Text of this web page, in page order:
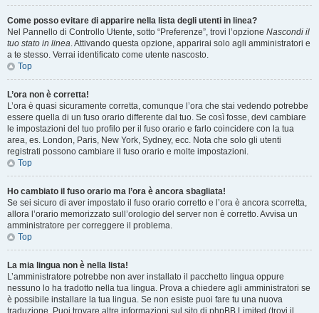
Come posso evitare di apparire nella lista degli utenti in linea?
Nel Pannello di Controllo Utente, sotto “Preferenze”, trovi l’opzione Nascondi il
tuo stato in linea. Attivando questa opzione, apparirai solo agli amministratori e
a te stesso. Verrai identificato come utente nascosto.
Top
L’ora non è corretta!
L’ora è quasi sicuramente corretta, comunque l’ora che stai vedendo potrebbe
essere quella di un fuso orario differente dal tuo. Se così fosse, devi cambiare
le impostazioni del tuo profilo per il fuso orario e farlo coincidere con la tua
area, es. London, Paris, New York, Sydney, ecc. Nota che solo gli utenti
registrati possono cambiare il fuso orario e molte impostazioni.
Top
Ho cambiato il fuso orario ma l’ora è ancora sbagliata!
Se sei sicuro di aver impostato il fuso orario corretto e l’ora è ancora scorretta,
allora l’orario memorizzato sull’orologio del server non è corretto. Avvisa un
amministratore per correggere il problema.
Top
La mia lingua non è nella lista!
L’amministratore potrebbe non aver installato il pacchetto lingua oppure
nessuno lo ha tradotto nella tua lingua. Prova a chiedere agli amministratori se
è possibile installare la tua lingua. Se non esiste puoi fare tu una nuova
traduzione. Puoi trovare altre informazioni sul sito di phpBB Limited (trovi il